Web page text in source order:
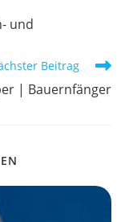
und
Beitrag
| Bauernfänger